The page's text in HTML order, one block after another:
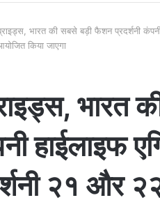
भारत की सबसे बड़ी फैशन प्रदर्शनी
किया जाएगा
भारत
हाईलाइफ
२१ और